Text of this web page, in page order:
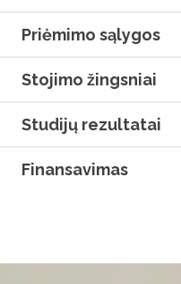
Priėmimo sąlygos
Stojimo žingsniai
Studijų rezultatai
Finansavimas